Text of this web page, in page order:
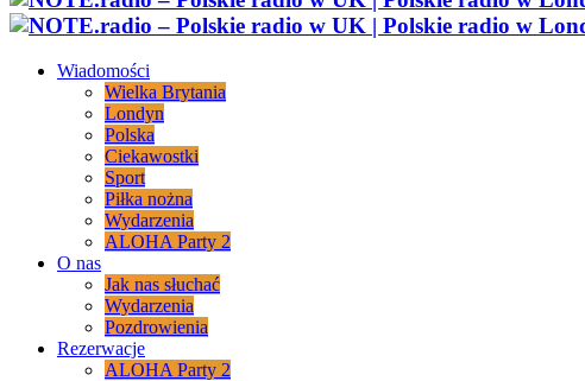
Wiadomości
Wielka Brytania
Londyn
Polska
Ciekawostki
Sport
Piłka nożna
Wydarzenia
ALOHA Party 2
O nas
Jak nas słuchać
Wydarzenia
Pozdrowienia
Rezerwacje
ALOHA Party 2